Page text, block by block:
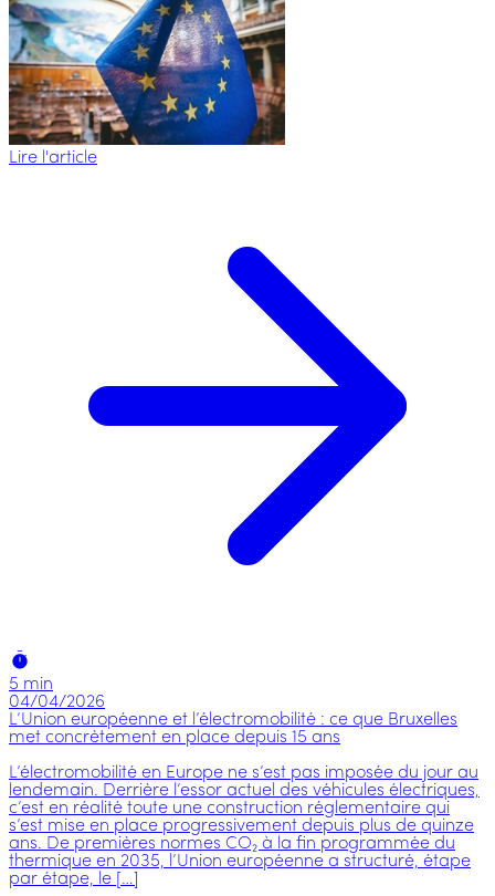
Lire l'article
5 min
04/04/2026
L’Union européenne et l’électromobilité : ce que Bruxelles
met concrètement en place depuis 15 ans
L’électromobilité en Europe ne s’est pas imposée du jour au
lendemain. Derrière l’essor actuel des véhicules électriques,
c’est en réalité toute une construction réglementaire qui
s’est mise en place progressivement depuis plus de quinze
ans. De premières normes CO₂ à la fin programmée du
thermique en 2035, l’Union européenne a structuré, étape
par étape, le […]